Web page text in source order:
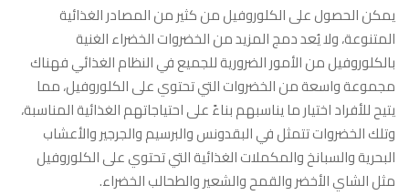
يمكن الحصول على الكلوروفيل من كثير من المصادر الغذائية
المتنوعة، ولا يُعد دمج المزيد من الخضروات الخضراء الغنية
بالكلوروفيل من الأمور الضرورية للجميع في النظام الغذائي فهناك
مجموعة واسعة من الخضروات التي تحتوي على الكلوروفيل، مما
يتيح للأفراد اختيار ما يناسبهم بناءً على احتياجاتهم الغذائية المناسبة،
وتلك الخضروات تتمثل في البقدونس والبرسيم والجرجير والأعشاب
البحرية والسبانخ والمكملات الغذائية التي تحتوي على الكلوروفيل
مثل الشاي الأخضر والقمح والشعير والطحالب الخضراء.